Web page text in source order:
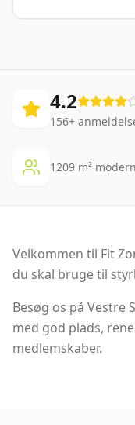
4.2
156+
1209 m²
Velkommen til Fit
du skal bruge til
Besøg os på Vestre
med god plads,
medlemskaber.